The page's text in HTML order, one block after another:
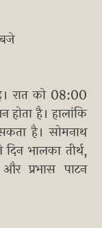
रात को 08:00
है। हालांकि
है। सोमनाथ
भालका तीर्थ,
प्रभास पाटन